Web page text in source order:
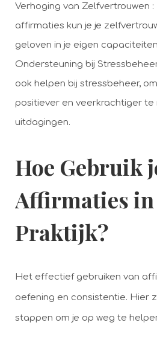
Verhoging van Zelfvertrouwen
affirmaties kun je je
geloven in je eigen
Ondersteuning bij
ook helpen bij stressbeheer,
positiever en veerkrachtiger te
uitdagingen.
Hoe Gebruik
Affirmaties in
Praktijk?
Het effectief gebruiken van
oefening en consistentie. Hier
stappen om je op weg te